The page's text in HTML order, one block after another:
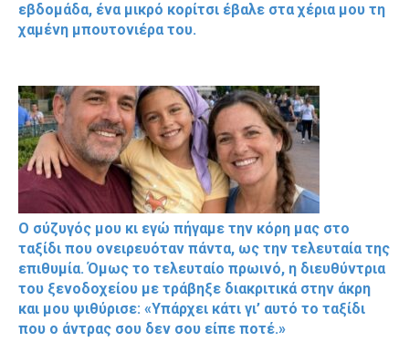
εβδομάδα, ένα μικρό κορίτσι έβαλε στα χέρια μου τη
χαμένη μπουτονιέρα του.
Ο σύζυγός μου κι εγώ πήγαμε την κόρη μας στο
ταξίδι που ονειρευόταν πάντα, ως την τελευταία της
επιθυμία. Όμως το τελευταίο πρωινό, η διευθύντρια
του ξενοδοχείου με τράβηξε διακριτικά στην άκρη
και μου ψιθύρισε: «Υπάρχει κάτι γι’ αυτό το ταξίδι
που ο άντρας σου δεν σου είπε ποτέ.»